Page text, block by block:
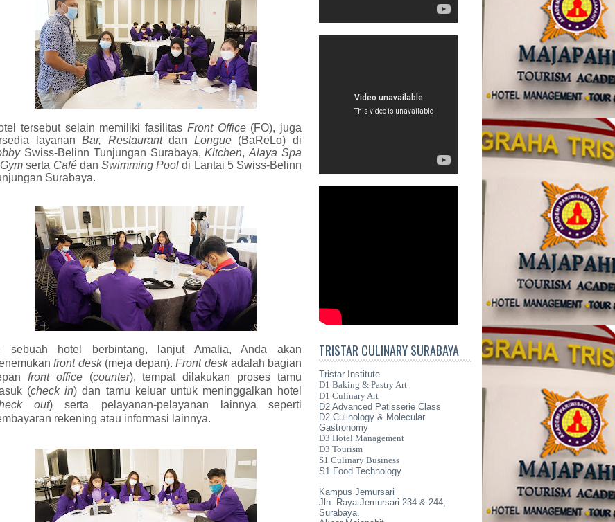
tersebut selain memiliki fasilitas Front Office(FO), juga
layananBar, Restaurantdan Longue (BaReLo) di
Swiss-Belinn Tunjungan Surabaya,Kitchen,Alaya Spa
serta CafédanSwimming Pool di Lantai 5 Swiss-Belinn
Surabaya.
sebuah hotel berbintang, lanjut Amalia, Anda akan
front desk(meja depan).Front deskadalah bagian
front office(counter), tempat dilakukan proses tamu
(check in) dan tamu keluar untuk meninggalkan hotel
out) serta pelayanan-pelayanan lainnya seperti
rekening atau informasi lainnya.
TRISTAR CULINARY SURABAYA
Tristar Institute
D1 Baking & Pastry Art
D1 Culinary Art
D2 Advanced Patisserie Class
D2 Culinology & Molecular
Gastronomy
D3 Hotel Management
D3 Tourism
S1 Culinary Business
S1 Food Technology
Kampus Jemursari
Jln. Raya Jemursari 234 & 244,
Surabaya.